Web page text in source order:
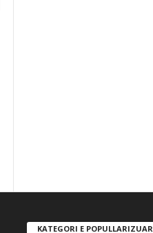
KATEGORI E POPULLARIZUAR